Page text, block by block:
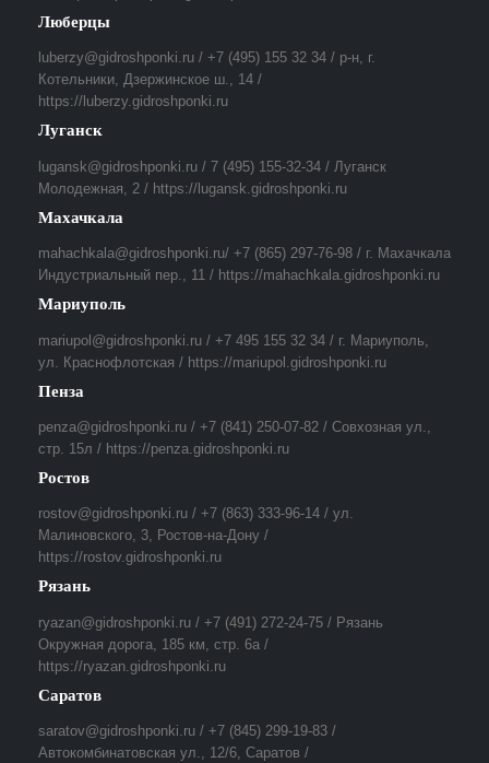
Люберцы
luberzy@gidroshponki.ru / +7 (495) 155 32 34 / р-н, г.
Котельники, Дзержинское ш., 14 /
https://luberzy.gidroshponki.ru
Луганск
lugansk@gidroshponki.ru / 7 (495) 155-32-34 / Луганск
Молодежная, 2 / https://lugansk.gidroshponki.ru
Махачкала
mahachkala@gidroshponki.ru/ +7 (865) 297-76-98 / г. Махачкала
Индустриальный пер., 11 / https://mahachkala.gidroshponki.ru
Мариуполь
mariupol@gidroshponki.ru / +7 495 155 32 34 / г. Мариуполь,
ул. Краснофлотская / https://mariupol.gidroshponki.ru
Пенза
penza@gidroshponki.ru / +7 (841) 250-07-82 / Совхозная ул.,
стр. 15л / https://penza.gidroshponki.ru
Ростов
rostov@gidroshponki.ru / +7 (863) 333-96-14 / ул.
Малиновского, 3, Ростов-на-Дону /
https://rostov.gidroshponki.ru
Рязань
ryazan@gidroshponki.ru / +7 (491) 272-24-75 / Рязань
Окружная дорога, 185 км, стр. 6а /
https://ryazan.gidroshponki.ru
Саратов
saratov@gidroshponki.ru / +7 (845) 299-19-83 /
Автокомбинатовская ул., 12/6, Саратов /